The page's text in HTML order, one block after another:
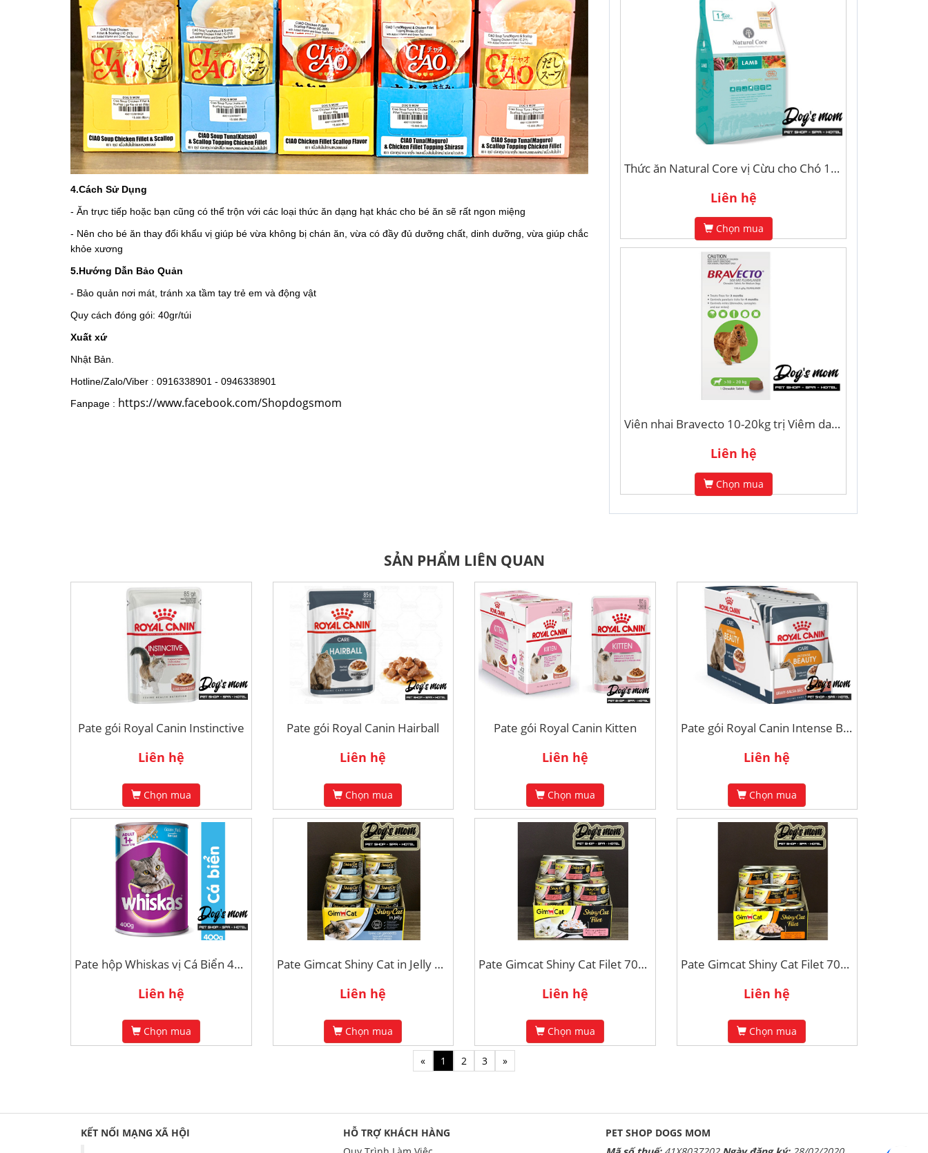
4.Cách Sử Dụng
- Ăn trực tiếp hoặc bạn cũng có thể trộn với các loại thức ăn dạng hạt khác cho bé ăn sẽ rất ngon miệng
- Nên cho bé ăn thay đổi khẩu vị giúp bé vừa không bị chán ăn, vừa có đầy đủ dưỡng chất, dinh dưỡng, vừa giúp chắc
khỏe xương
5.Hướng Dẫn Bảo Quản
- Bảo quản nơi mát, tránh xa tầm tay trẻ em và động vật
Quy cách đóng gói: 40gr/túi
Xuất xứ
Nhật Bản.
Hotline/Zalo/Viber : 0916338901 - 0946338901
Fanpage : https://www.facebook.com/Shopdogsmom
Thức ăn Natural Core vị Cừu cho Chó 1kg
Liên hệ
Chọn mua
Viên nhai Bravecto 10-20kg trị Viêm da, Ve rận , Demodex
Liên hệ
Chọn mua
SẢN PHẨM LIÊN QUAN
Pate gói Royal Canin Instinctive
Liên hệ
Chọn mua
Pate gói Royal Canin Hairball
Liên hệ
Chọn mua
Pate gói Royal Canin Kitten
Liên hệ
Chọn mua
Pate gói Royal Canin Intense Beauty
Liên hệ
Chọn mua
Pate hộp Whiskas vị Cá Biển 400g
Liên hệ
Chọn mua
Pate Gimcat Shiny Cat in Jelly 70g - Cá Ngừ và Tôm
Liên hệ
Chọn mua
Pate Gimcat Shiny Cat Filet 70g - Gà và Tôm
Liên hệ
Chọn mua
Pate Gimcat Shiny Cat Filet 70g - Cá Ngừ và Bí Đỏ
Liên hệ
Chọn mua
« 1 2 3 »
KẾT NỐI MẠNG XÃ HỘI
HỖ TRỢ KHÁCH HÀNG
PET SHOP DOGS MOM